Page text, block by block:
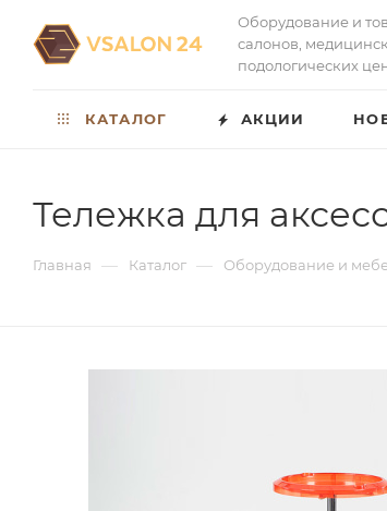
Оборудование и
салонов,
подологических
КАТАЛОГ АКЦИИ
Тележка для
Главная — Каталог — Оборудование и